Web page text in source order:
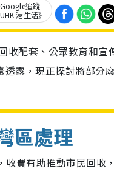
追蹤
UHK 港生活》
收配套、公眾教育和宣
透露，現正探討將部分
區處理
收費有助推動市民回收